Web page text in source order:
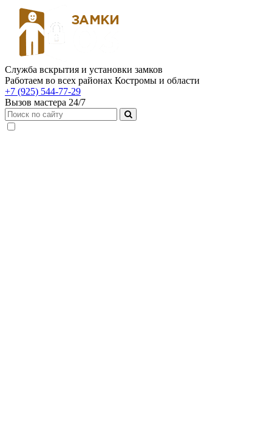
Служба вскрытия и установки замков
Работаем во всех районах Костромы и области
+7 (925) 544-77-29
Вызов мастера 24/7